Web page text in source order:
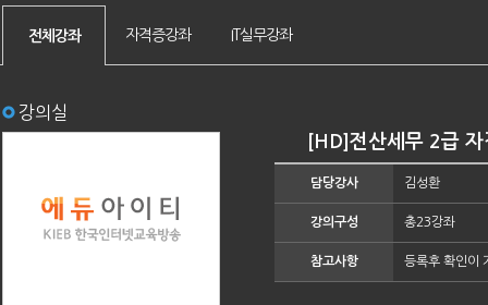
전체강좌 자격증강좌 IT실무강좌
강의실
[HD]전산세무 2급
담당강사 김성환
강의구성 총23강좌
참고사항 등록후 확인이